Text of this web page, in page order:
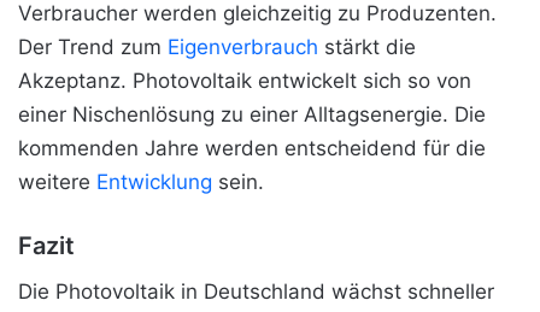
Verbraucher werden gleichzeitig zu Produzenten.
Der Trend zum Eigenverbrauch stärkt die
Akzeptanz. Photovoltaik entwickelt sich so von
einer Nischenlösung zu einer Alltagsenergie. Die
kommenden Jahre werden entscheidend für die
weitere Entwicklung sein.
Fazit
Die Photovoltaik in Deutschland wächst schneller